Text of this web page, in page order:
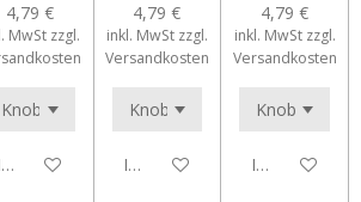
4,79 €
MwSt zzgl.
den Warenkorb
4,79 €
inkl. MwSt zzgl.
Versandkosten
In den Warenkorb
4,79 €
inkl. MwSt zzgl.
Versandkosten
In den